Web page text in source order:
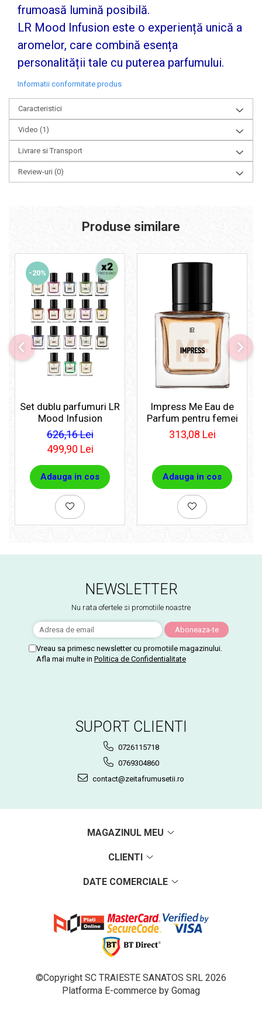
frumoasă lumină posibilă.
LR Mood Infusion este o experiență unică a
aromelor, care combină esența
personalității tale cu puterea parfumului.
Informatii conformitate produs
Caracteristici
Video (1)
Livrare si Transport
Review-uri (0)
Produse similare
-20%
Set dublu parfumuri LR
Mood Infusion
626,16 Lei
499,90 Lei
Adauga in cos
Impress Me Eau de
Parfum pentru femei
313,08 Lei
Adauga in cos
NEWSLETTER
Nu rata ofertele si promotiile noastre
Vreau sa primesc newsletter cu promotiile magazinului.
Afla mai multe in Politica de Confidentialitate
SUPORT CLIENTI
0726115718
0769304860
contact@zeitafrumusetii.ro
MAGAZINUL MEU
CLIENTI
DATE COMERCIALE
©Copyright SC TRAIESTE SANATOS SRL 2026
Platforma E-commerce by Gomag